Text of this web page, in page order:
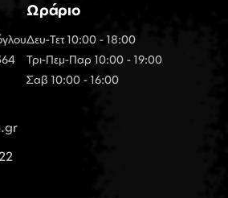
Ωράριο
Δευ-Τετ 10:00 - 18:00
Τρι-Πεμ-Παρ 10:00 - 19:00
Σαβ 10:00 - 16:00